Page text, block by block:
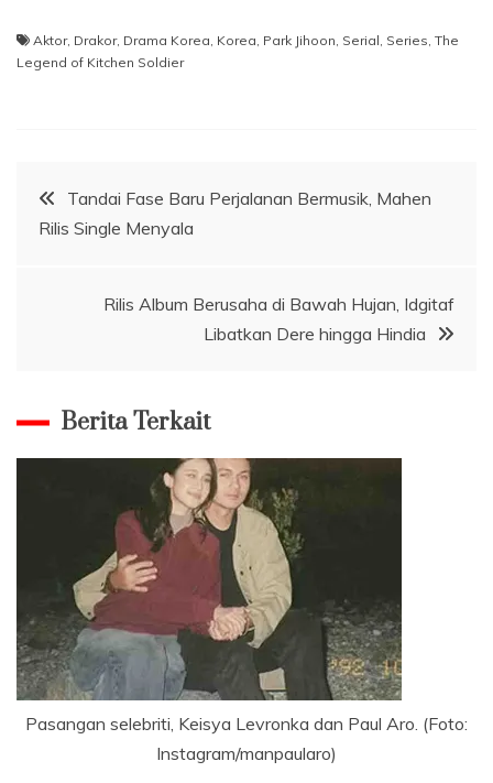
Aktor, Drakor, Drama Korea, Korea, Park Jihoon, Serial, Series, The
Legend of Kitchen Soldier
Navigasi
pos
Tandai Fase Baru Perjalanan Bermusik, Mahen
Rilis Single Menyala
Rilis Album Berusaha di Bawah Hujan, Idgitaf
Libatkan Dere hingga Hindia
Berita Terkait
Pasangan selebriti, Keisya Levronka dan Paul Aro. (Foto:
Instagram/manpaularo)